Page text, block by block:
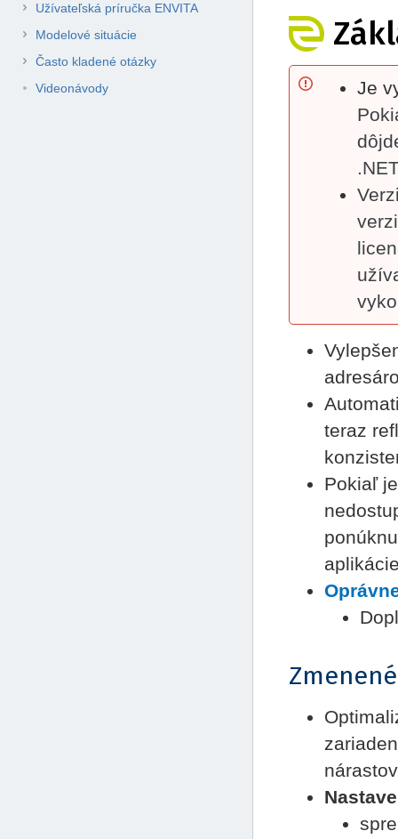
Užívateľská príručka ENVITA
Modelové situácie
Často kladené otázky
Videonávody
Je
teraz
Pokiaľ
Zmenené